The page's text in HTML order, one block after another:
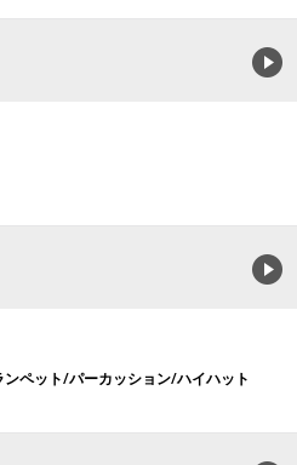
ペット/パーカッション/ハイハット